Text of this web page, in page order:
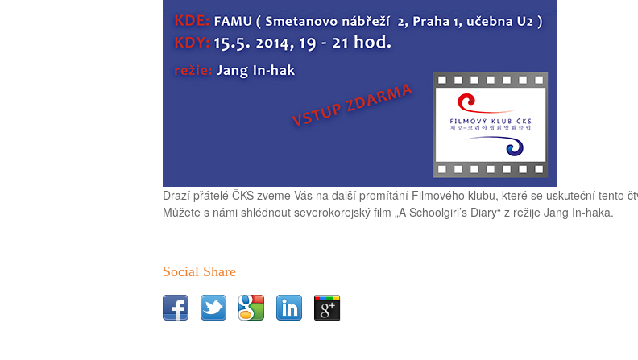
Drazí přátelé ČKS zveme Vás na další promítání Filmového klubu, které se uskuteční tento
Můžete s námi shlédnout severokorejský film „A Schoolgirl’s Diary“ z režije Jang In-haka.
Social Share